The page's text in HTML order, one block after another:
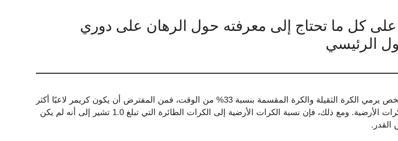
كل ما تحتاج إلى معرفته حول الرهان على دوري
الرئيسي
بالنسبة لشخص يرمي الكرة الثقيلة والكرة المقسمة بنسبة 33% من الوقت، فمن المفترض أن يكون كريمر لاعبًا أكثر
ميلاً إلى الكرات الأرضية. ومع ذلك، فإن نسبة الكرات الأرضية إلى الكرات الطائرة التي تبلغ 1.0 تشير إلى أنه لم يكن
القدر.